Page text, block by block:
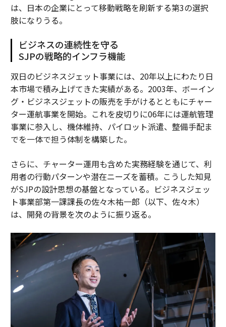
は、日本の企業にとって移動戦略を刷新する第3の選択
肢になりうる。
ビジネスの連続性を守る
SJPの戦略的インフラ機能
双日のビジネスジェット事業には、20年以上にわたり日
本市場で積み上げてきた実績がある。2003年、ボーイン
グ・ビジネスジェットの販売を手がけるとともにチャー
ター運航事業を開始。これを皮切りに06年には運航管理
事業に参入し、機体維持、パイロット派遣、整備手配ま
でを一体で担う体制を構築した。
さらに、チャーター運用も含めた実務経験を通じて、利
用者の行動パターンや潜在ニーズを蓄積。こうした知見
がSJPの設計思想の基盤となっている。ビジネスジェッ
ト事業部第一課課長の佐々木祐一郎（以下、佐々木）
は、開発の背景を次のように振り返る。